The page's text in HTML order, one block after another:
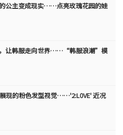
公主变成现实……点亮玫瑰花园的娃
让韩服走向世界……“韩服浪潮”模
现的粉色发型视觉……'2:L0VE' 近况